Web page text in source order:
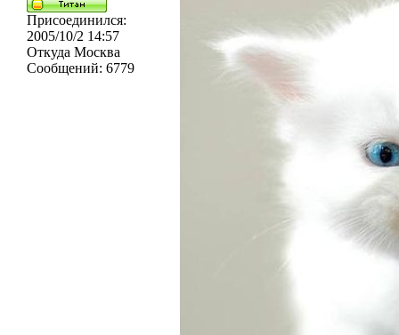
Присоединился:
2005/10/2 14:57
Откуда Москва
Сообщений: 6779